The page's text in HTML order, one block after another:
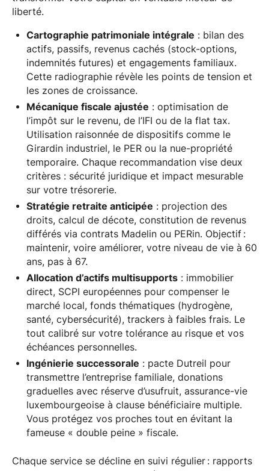
liberté.
Cartographie patrimoniale intégrale : bilan des
actifs, passifs, revenus cachés (stock-options,
indemnités futures) et engagements familiaux.
Cette radiographie révèle les points de tension et
les zones de croissance.
Mécanique fiscale ajustée : optimisation de
l’impôt sur le revenu, de l’IFI ou de la flat tax.
Utilisation raisonnée de dispositifs comme le
Girardin industriel, le PER ou la nue-propriété
temporaire. Chaque recommandation vise deux
critères : sécurité juridique et impact mesurable
sur votre trésorerie.
Stratégie retraite anticipée : projection des
droits, calcul de décote, constitution de revenus
différés via contrats Madelin ou PERin. Objectif :
maintenir, voire améliorer, votre niveau de vie à 60
ans, pas à 67.
Allocation d’actifs multisupports: immobilier
direct, SCPI européennes pour compenser le
marché local, fonds thématiques (hydrogène,
santé, cybersécurité), trackers à faibles frais. Le
tout calibré sur votre tolérance au risque et vos
échéances personnelles.
Ingénierie successorale : pacte Dutreil pour
transmettre l’entreprise familiale, donations
graduelles avec réserve d’usufruit, assurance-vie
luxembourgeoise à clause bénéficiaire multiple.
Vous protégez vos proches tout en évitant la
fameuse « double peine » fiscale.
Chaque service se décline en suivi régulier : rapports